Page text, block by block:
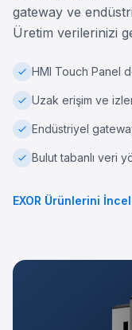
gateway ve
Üretim verilerinizi
HMI Touch Panel
Uzak erişim ve
Endüstriyel
Bulut tabanlı veri
EXOR Ürünlerini